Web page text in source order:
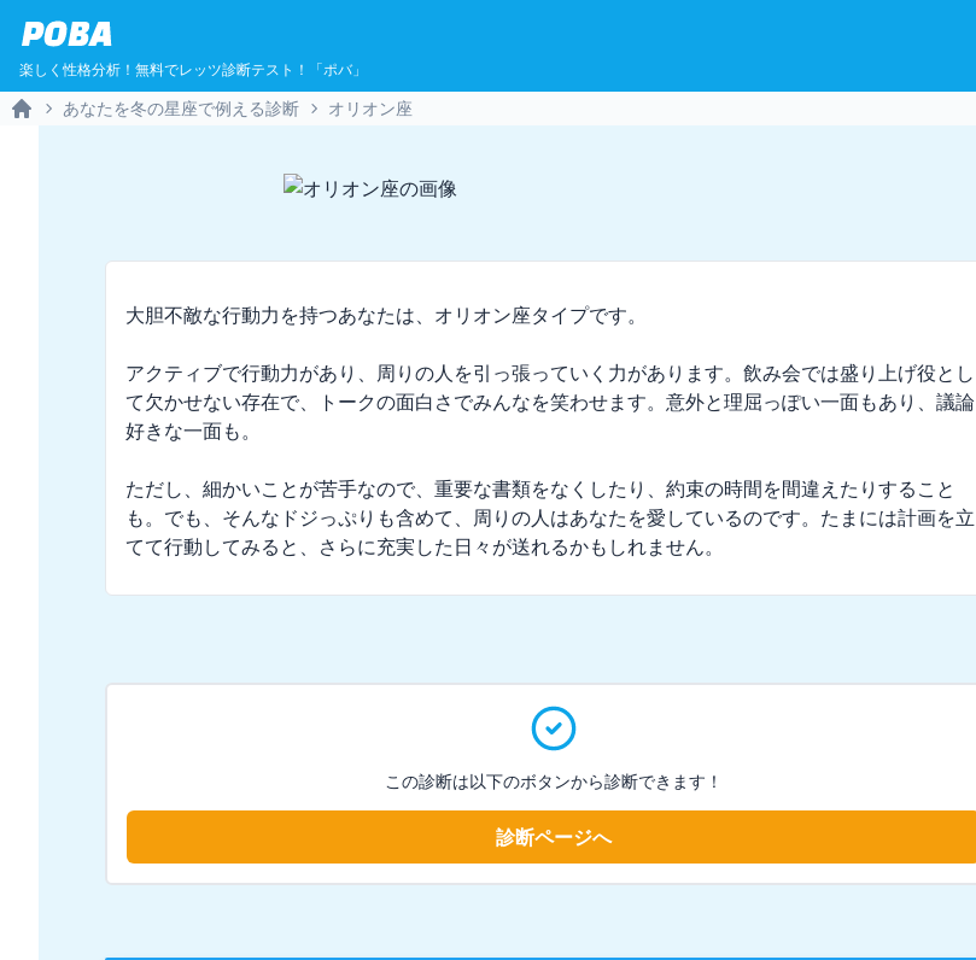
POBA
楽しく性格分析！無料でレッツ診断テスト！「ポバ」
あなたを冬の星座で例える診断 オリオン座
大胆不敵な行動力を持つあなたは、オリオン座タイプです。
アクティブで行動力があり、周りの人を引っ張っていく力があります。飲み会では盛り上げ役とし
て欠かせない存在で、トークの面白さでみんなを笑わせます。意外と理屈っぽい一面もあり、議論
好きな一面も。
ただし、細かいことが苦手なので、重要な書類をなくしたり、約束の時間を間違えたりすること
も。でも、そんなドジっぷりも含めて、周りの人はあなたを愛しているのです。たまには計画を立
てて行動してみると、さらに充実した日々が送れるかもしれません。
この診断は以下のボタンから診断できます！
診断ページへ